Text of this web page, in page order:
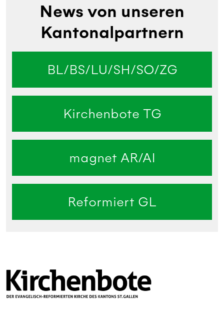
News von unseren
Kantonalpartnern
BL/BS/LU/SH/SO/ZG
Kirchenbote TG
magnet AR/AI
Reformiert GL